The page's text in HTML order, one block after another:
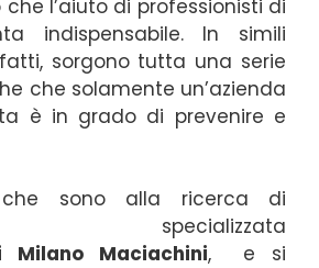
l’aiuto di professionisti di
indispensabile. In simili
sorgono tutta una serie
che solamente un’azienda
è in grado di prevenire e
sono alla ricerca di
specializzata
Milano Maciachini, e si